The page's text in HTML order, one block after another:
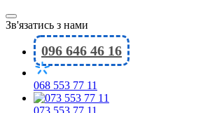
Зв'язатись з нами
096 646 46 16
068 553 77 11
073 553 77 11